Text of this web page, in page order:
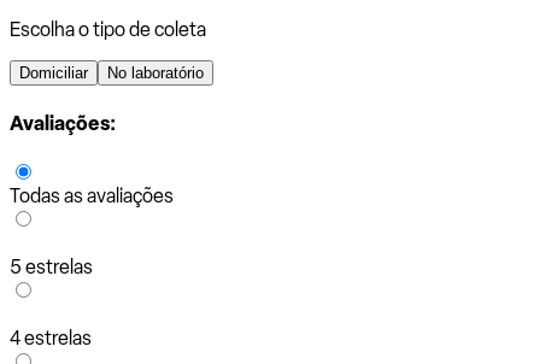
Escolha o tipo de coleta
Domiciliar No laboratório
Avaliações:
Todas as avaliações
5 estrelas
4 estrelas